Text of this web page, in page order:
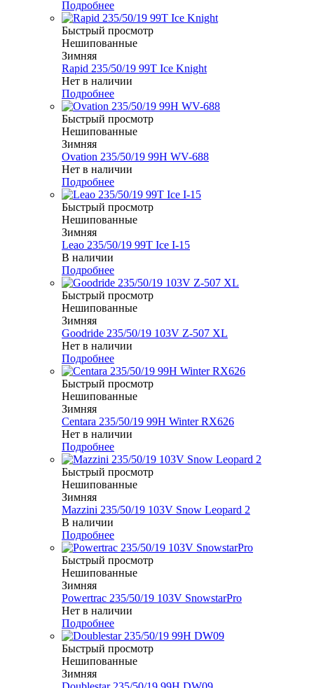
Подробнее
Быстрый просмотр
Нешипованные
Зимняя
Rapid 235/50/19 99T Ice Knight
Нет в наличии
Подробнее
Быстрый просмотр
Нешипованные
Зимняя
Ovation 235/50/19 99H WV-688
Нет в наличии
Подробнее
Быстрый просмотр
Нешипованные
Зимняя
Leao 235/50/19 99T Ice I-15
В наличии
Подробнее
Быстрый просмотр
Нешипованные
Зимняя
Goodride 235/50/19 103V Z-507 XL
Нет в наличии
Подробнее
Быстрый просмотр
Нешипованные
Зимняя
Centara 235/50/19 99H Winter RX626
Нет в наличии
Подробнее
Быстрый просмотр
Нешипованные
Зимняя
Mazzini 235/50/19 103V Snow Leopard 2
В наличии
Подробнее
Быстрый просмотр
Нешипованные
Зимняя
Powertrac 235/50/19 103V SnowstarPro
Нет в наличии
Подробнее
Быстрый просмотр
Нешипованные
Зимняя